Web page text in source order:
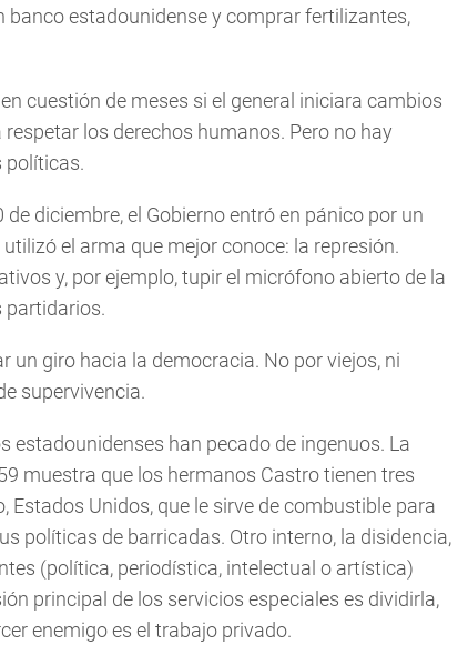
banco estadounidense y comprar fertilizantes,
cuestión de meses si el general iniciara cambios
los derechos humanos. Pero no hay
políticas.
diciembre, el Gobierno entró en pánico por un
el arma que mejor conoce: la represión.
y, por ejemplo, tupir el micrófono abierto de la
partidarios.
un giro hacia la democracia. No por viejos, ni
supervivencia.
estadounidenses han pecado de ingenuos. La
muestra que los hermanos Castro tienen tres
Estados Unidos, que le sirve de combustible para
políticas de barricadas. Otro interno, la disidencia,
(política, periodística, intelectual o artística)
principal de los servicios especiales es dividirla,
enemigo es el trabajo privado.